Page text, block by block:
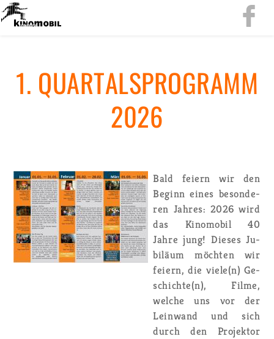
1. QUAR­TALS­PRO­GRAMM
2026
Bald fei­ern wir den
Be­ginn eines be­son­de­
ren Jah­res: 2026 wird
das Ki­no­mo­bil 40
Jahre jung! Die­ses Ju­
bi­lä­um möch­ten wir
fei­ern, die viele(n) Ge­
schich­te(n), Filme,
wel­che uns vor der
Lein­wand und sich
durch den Pro­jek­tor